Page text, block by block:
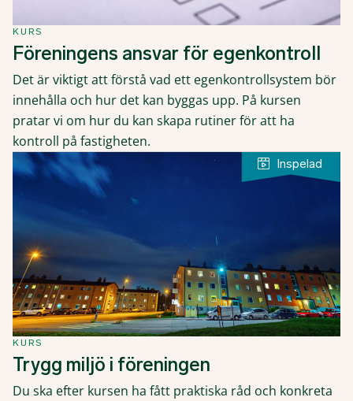
KURS
Föreningens ansvar för egenkontroll
Det är viktigt att förstå vad ett egenkontrollsystem bör
innehålla och hur det kan byggas upp. På kursen
pratar vi om hur du kan skapa rutiner för att ha
kontroll på fastigheten.
KURS
Trygg miljö i föreningen
Du ska efter kursen ha fått praktiska råd och konkreta